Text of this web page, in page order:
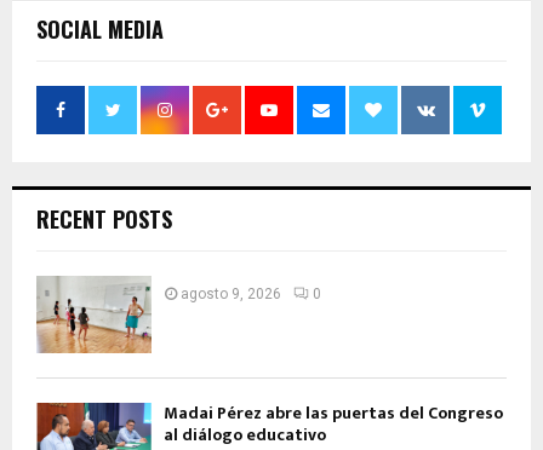
SOCIAL MEDIA
RECENT POSTS
agosto 9, 2026 0
Madai Pérez abre las puertas del Congreso
al diálogo educativo